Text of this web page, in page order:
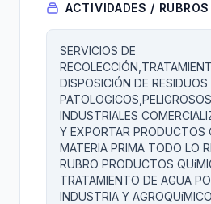
ACTIVIDADES / RUBROS
SERVICIOS DE
DISPOSICIÓN DE RESIDUOS
INDUSTRIALES
Y EXPORTAR PRODUCTOS
MATERIA PRIMA TODO LO
RUBRO PRODUCTOS
TRATAMIENTO DE AGUA
INDUSTRIA Y